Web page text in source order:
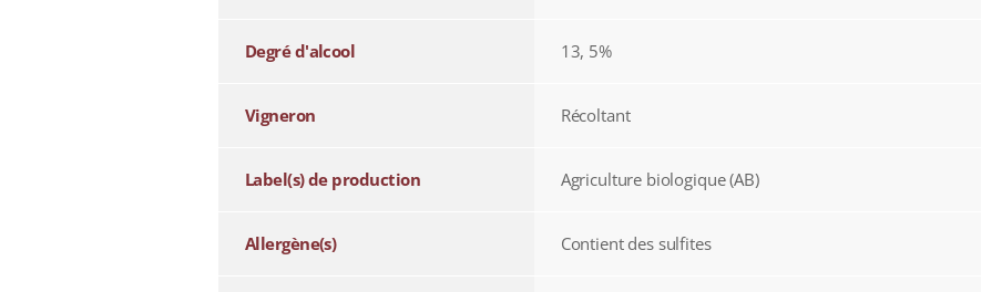
Degré d'alcool 13, 5%
Vigneron Récoltant
Label(s) de production Agriculture biologique (AB)
Allergène(s) Contient des sulfites